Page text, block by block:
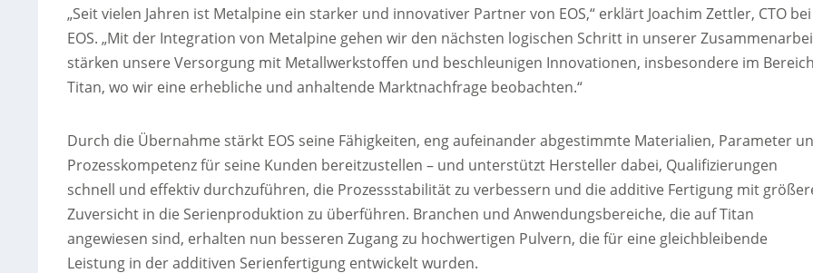
„Seit vielen Jahren ist Metalpine ein starker und innovativer Partner von EOS,“ erklärt Joachim Zettler, CTO bei
EOS. „Mit der Integration von Metalpine gehen wir den nächsten logischen Schritt in unserer
stärken unsere Versorgung mit Metallwerkstoffen und beschleunigen Innovationen, insbesondere im Bereich
Titan, wo wir eine erhebliche und anhaltende Marktnachfrage beobachten.“
Durch die Übernahme stärkt EOS seine Fähigkeiten, eng aufeinander abgestimmte Materialien, Parameter
Prozesskompetenz für seine Kunden bereitzustellen – und unterstützt Hersteller dabei, Qualifizierungen
schnell und effektiv durchzuführen, die Prozessstabilität zu verbessern und die additive Fertigung mit
Zuversicht in die Serienproduktion zu überführen. Branchen und Anwendungsbereiche, die auf Titan
angewiesen sind, erhalten nun besseren Zugang zu hochwertigen Pulvern, die für eine gleichbleibende
Leistung in der additiven Serienfertigung entwickelt wurden.